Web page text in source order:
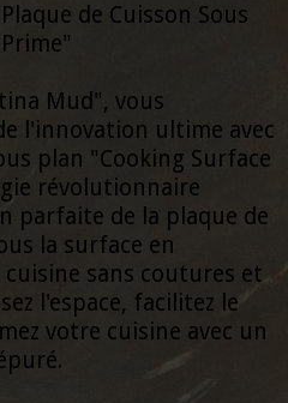
de Cuisson Sous
Mud", vous
l'innovation ultime avec
plan "Cooking Surface
révolutionnaire
parfaite de la plaque de
la surface en
sans coutures et
l'espace, facilitez le
votre cuisine avec un